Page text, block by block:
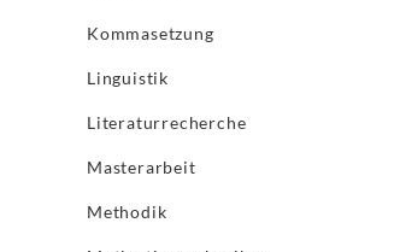
Kommasetzung
Linguistik
Literaturrecherche
Masterarbeit
Methodik